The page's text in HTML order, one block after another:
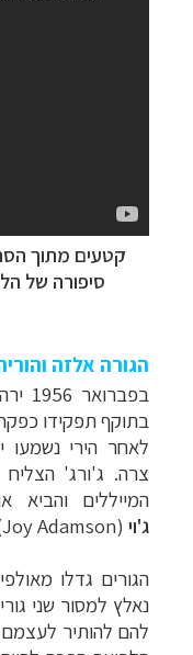
קטעים מתוך
סיפורה של
הגורה אלזה
בפברואר 1956 ירה
בתוקף תפקידו
לאחר הירי נשמעו
צרה. ג'ורג'
המייללים
ג'וי (
Joy Adamson
הגורים גדלו
נאלץ למסור שני
להם להותיר